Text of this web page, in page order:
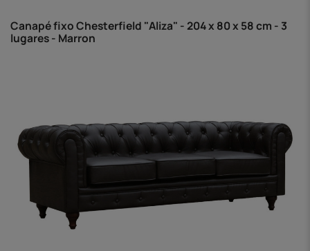
Canapé fixo Chesterfield "Aliza" - 204 x 80 x 58 cm - 3
lugares - Marron